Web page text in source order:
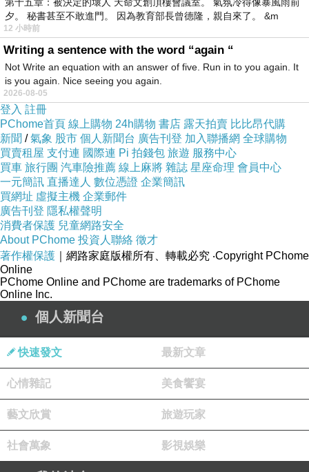
二 手 保 值
許多二手NB、手機、數位相機、PDA及車用電視等均有
一定價值，機身保存的良莠即為賣相，是于買家的第一價
值印象，保存的良好即可變賣較好的價格。
質 感 提 升
機身膜貼膜作業完成後，除了保護防刮防掉漆等功能之
外，整個主機質感大大提升哦！。
◆二代透氣(透明菱格紋)機身貼實機貼附圖 ◆
螢幕保護貼二大功能 ◆
夕。 秘書甚至不敢進門。 因為教育部長曾德隆，親自來了。 &m
12 小時前
Writing a sentence with the word “again “
Not Write an equation with an answer of five. Run in to you again. It
is you again. Nice seeing you again.
2026-08-05
登入 註冊
PChome首頁 線上購物 24h購物 書店 露天拍賣 比比昂代購
新聞 /氣象 股市 個人新聞台 廣告刊登 加入聯播網 全球購物
買賣租屋 支付連 國際連 Pi 拍錢包 旅遊 服務中心
買車 旅行團 汽車險推薦 線上麻將 雜誌 星座命理 會員中心
一元簡訊 直播達人 數位憑證 企業簡訊
買網址 虛擬主機 企業郵件
廣告刊登 隱私權聲明
消費者保護 兒童網路安全
About PChome 投資人聯絡 徵才
著作權保護 ｜網路家庭版權所有、轉載必究 ‧Copyright PChome
Online
PChome Online and PChome are trademarks of PChome
Online Inc.
個人新聞台
快速發文 最新文章
心情雜記 美食饗宴
藝文欣賞 旅遊玩家
社會萬象 影視娛樂